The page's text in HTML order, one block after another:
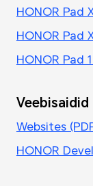
HONOR Pad
HONOR Pad
HONOR Pad
Veebisaidid
Websites
HONOR